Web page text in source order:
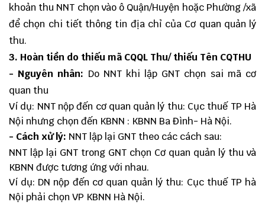
khoản thu NNT chọn vào ô Quận/Huyện hoặc Phường /xã
để chọn chi tiết thông tin địa chỉ của Cơ quan quản lý
thu.
3. Hoàn tiền do thiếu mã CQQL Thu/ thiếu Tên CQTHU
- Nguyên nhân: Do NNT khi lập GNT chọn sai mã cơ
quan thu
Ví dụ: NNT nộp đến cơ quan quản lý thu: Cục thuế TP Hà
Nội nhưng chọn đến KBNN : KBNN Ba Đình- Hà Nội.
- Cách xử lý: NNT lập lại GNT theo các cách sau:
NNT lập lại GNT trong GNT chọn Cơ quan quản lý thu và
KBNN được tương ứng với nhau.
Ví dụ: DN nộp đến cơ quan quản lý thu: Cục thuế TP hà
Nội phải chọn VP KBNN Hà Nội.